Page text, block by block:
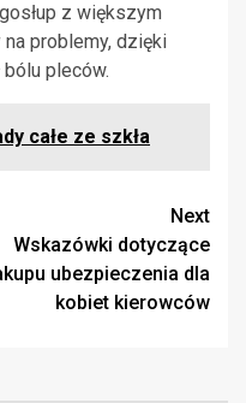
z większym
problemy, dzięki
pleców.
całe ze szkła
Next
Wskazówki dotyczące
ubezpieczenia dla
kobiet kierowców